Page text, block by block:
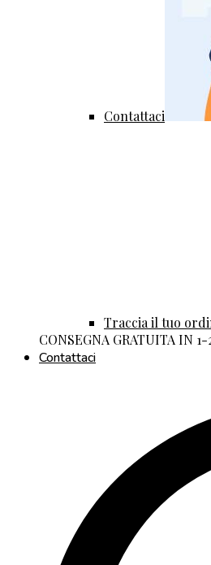
Contattaci
Traccia il tuo
CONSEGNA GRATUITA IN
Contattaci